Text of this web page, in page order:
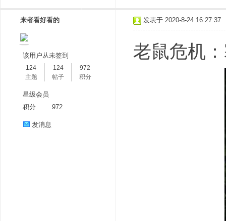
来者看好看的
该用户从未签到
124
主题
124
帖子
972
积分
星级会员
积分
972
发消息
发表于 2020-8-24 16:27:37
老鼠危机